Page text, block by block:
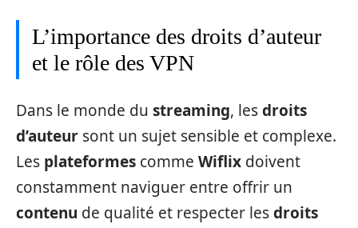
L’importance des droits d’auteur
et le rôle des VPN
Dans le monde du streaming, lesdroits
d’auteur sont un sujet sensible et complexe.
Les plateformes comme Wiflix doivent
constamment naviguer entre offrir un
contenu de qualité et respecter lesdroits